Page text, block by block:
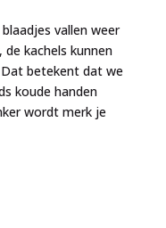
vallen weer
kachels kunnen
betekent dat we
koude handen
wordt merk je